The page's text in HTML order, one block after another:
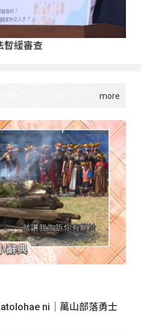
暫緩審查
ni｜萬山部落勇士